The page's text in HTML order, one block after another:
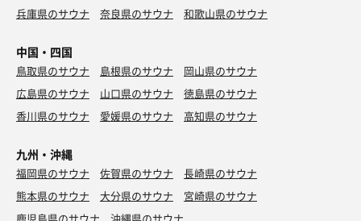
兵庫県のサウナ
奈良県のサウナ 和歌山県のサウナ
中国・四国
鳥取県のサウナ 島根県のサウナ
岡山県のサウナ
広島県のサウナ
山口県のサウナ
徳島県のサウナ
香川県のサウナ
愛媛県のサウナ 高知県のサウナ
九州・沖縄
福岡県のサウナ 佐賀県のサウナ
長崎県のサウナ
熊本県のサウナ
大分県のサウナ
宮崎県のサウナ